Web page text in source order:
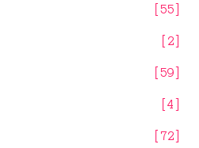
55
2
59
4
72